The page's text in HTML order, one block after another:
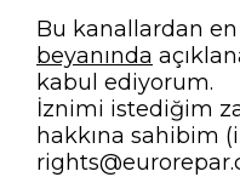
Bu kanallardan
beyanında
kabul ediyorum.
İznimi istediğim
hakkına sahibim